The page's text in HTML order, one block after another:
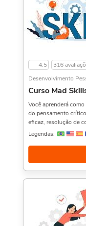
4.5 316
Desenvolvimento
Curso Mad
Você aprenderá
do pensamento
eficaz, resolução de
exemplos de mad
Aprendizagem,,
Legendas: